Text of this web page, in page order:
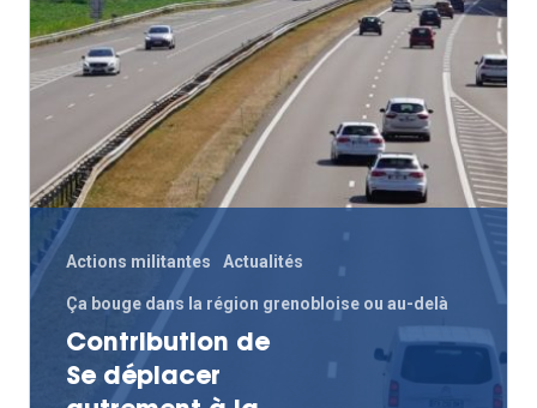
Actions militantes Actualités
Ça bouge dans la région grenobloise ou au-delà
Contribution de
Se déplacer
Actualités
Actions Grand